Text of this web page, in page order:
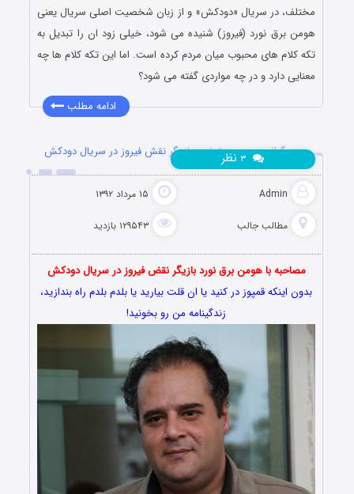
مختلف، در سریال «دودکش» و از زبان شخصیت اصلی سریال یعنی
هومن برق نورد (فیروز) شنیده می شود، خیلی زود ان را تبدیل به
تکه کلام های محبوب میان مردم کرده است. اما این تکه کلام ها چه
معنایی دارد و در چه مواردی گفته می شود؟
ادامه مطلب
بیوگرافی هومن برق نورد بازیگر نقش فیروز در سریال دودکش
Admin ۱۵ مرداد ۱۳۹۲
مطالب جالب ۱۲۹۵۴۳ بازدید
نظر
مصاحبه با هومن برق نورد بازیگر نقض فیروز در سریال دودکش
بدون اینکه قمپوز در کنید یا ان قلت بیارید یا بلدم بلدم راه بندازید،
زندگینامه من رو بخونید!